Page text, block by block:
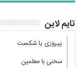
تایم لاین
پیروزی یا شکست
سخنی با معلمین